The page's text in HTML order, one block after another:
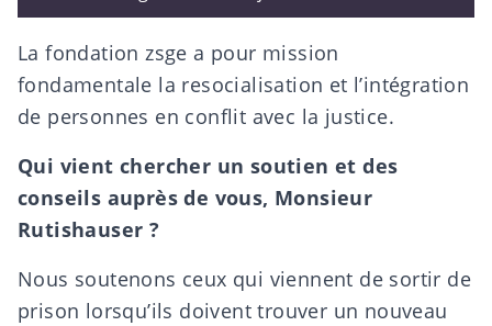
La fondation zsge a pour mission
fondamentale la resocialisation et l’intégration
de personnes en conflit avec la justice.
Qui vient chercher un soutien et des
conseils auprès de vous, Monsieur
Rutishauser ?
Nous soutenons ceux qui viennent de sortir de
prison lorsqu’ils doivent trouver un nouveau